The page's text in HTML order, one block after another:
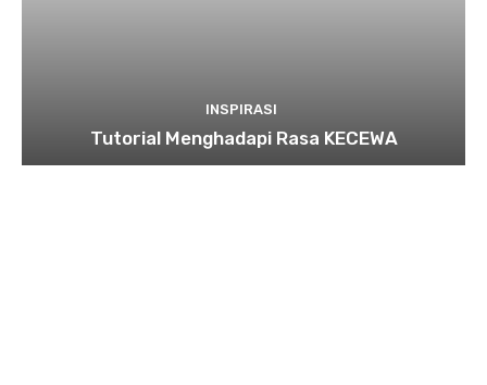
INSPIRASI
Tutorial Menghadapi Rasa KECEWA